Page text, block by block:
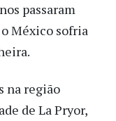
passaram
México sofria
na região
de La Pryor,